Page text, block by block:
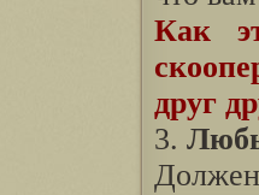
Как
друг
3.